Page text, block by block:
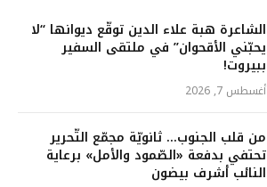
الشاعرة هبة علاء الدين توقّع ديوانها “لا
يحبّني الأقحوان” في ملتقى السفير
ببيروت!
أغسطس 7, 2026
من قلب الجنوب… ثانويّة مجمّع التّحرير
تحتفي بدفعة «الصّمود والأمل» برعاية
النائب أشرف بيضون